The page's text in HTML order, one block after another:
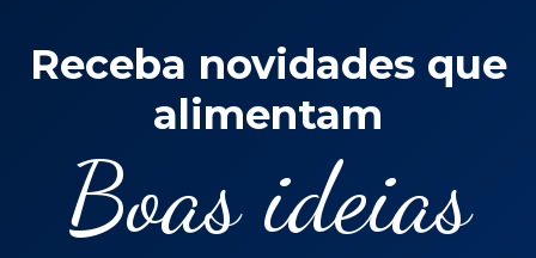
Receba novidades que
alimentam
Boas ideias